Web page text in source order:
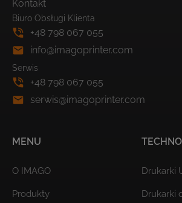
Kontakt
Biuro Obsługi Klienta
+48 798 067 055
info@imagoprinter.com
Serwis
+48 798 067 055
serwis@imagoprinter.com
MENU
O IMAGO
Produkty
Drukarki
Drukarki